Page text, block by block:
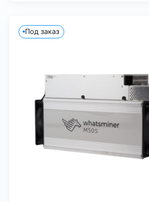
Под заказ